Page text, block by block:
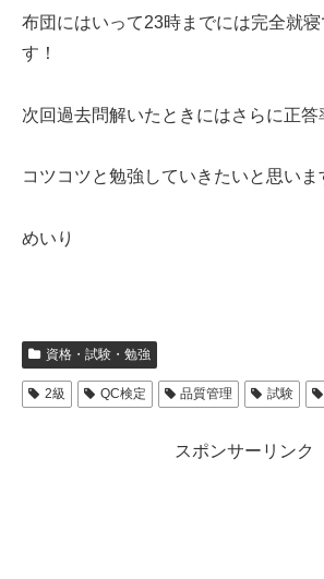
布団にはいって23時までには完全就寝
す！
次回過去問解いたときにはさらに正答
コツコツと勉強していきたいと思いま
めいり
資格・試験・勉強
2級 QC検定 品質管理 試験
スポンサーリンク